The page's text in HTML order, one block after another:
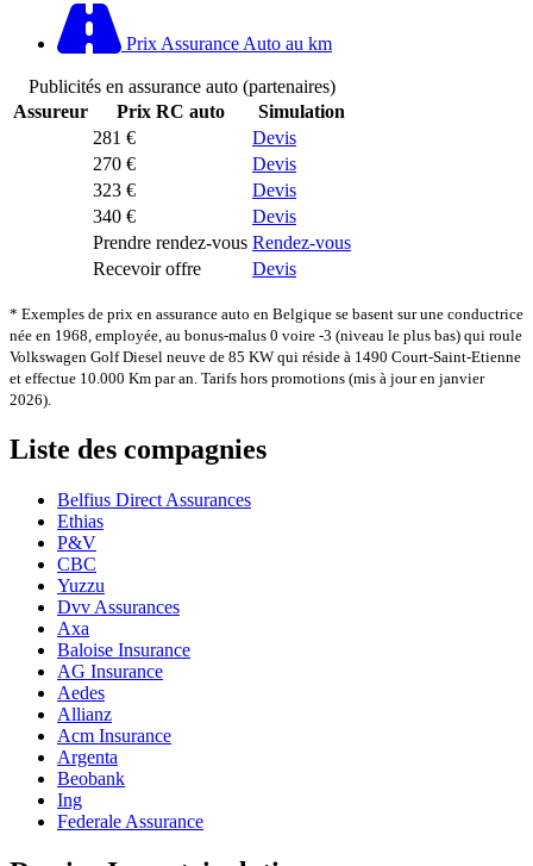
Prix Assurance Auto au km
Publicités en assurance auto (partenaires)
Assureur
Prix RC auto
Simulation
281 €
Devis
270 €
Devis
323 €
Devis
340 €
Devis
Prendre rendez-vous Rendez-vous
Recevoir offre
Devis
* Exemples de prix en assurance auto en Belgique se basent sur une conductrice
née en 1968, employée, au bonus-malus 0 voire -3 (niveau le plus bas) qui roule
Volkswagen Golf Diesel neuve de 85 KW qui réside à 1490 Court-Saint-Etienne
et effectue 10.000 Km par an. Tarifs hors promotions (mis à jour en janvier
2026).
Liste des compagnies
Belfius Direct Assurances
Ethias
P&V
CBC
Yuzzu
Dvv Assurances
Axa
Baloise Insurance
AG Insurance
Aedes
Allianz
Acm Insurance
Argenta
Beobank
Ing
Federale Assurance